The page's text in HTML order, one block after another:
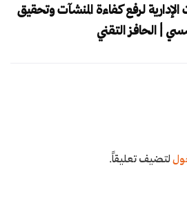
الإدارية لرفع كفاءة المنشآت وتحقيق
| الحافز التقني
لتضيف تعليقاً.